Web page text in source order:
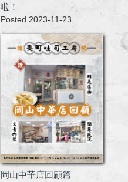
啦！
Posted 2023-11-23
岡山中華店回顧篇